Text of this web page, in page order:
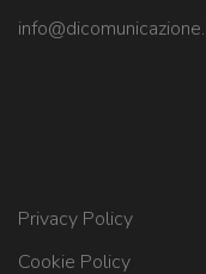
Privacy Policy
Cookie Policy